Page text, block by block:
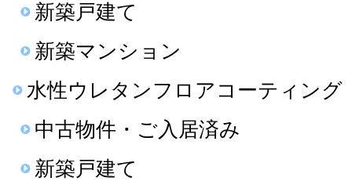
新築戸建て
新築マンション
水性ウレタンフロアコーティング
中古物件・ご入居済み
新築戸建て